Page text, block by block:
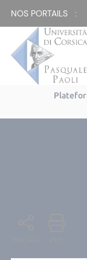
NOS PORTAILS :